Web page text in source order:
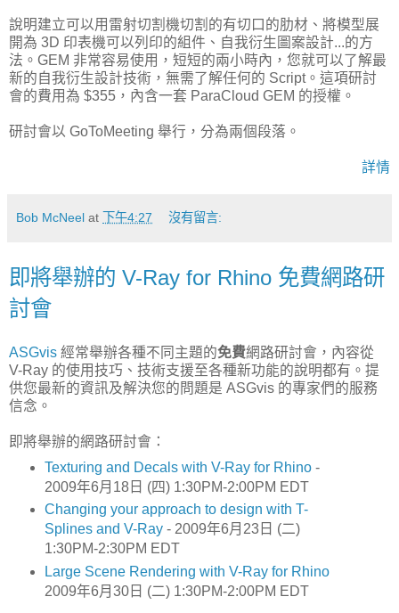
說明建立可以用雷射切割機切割的有切口的肋材、將模型展
開為 3D 印表機可以列印的組件、自我衍生圖案設計...的方
法。GEM 非常容易使用，短短的兩小時內，您就可以了解最
新的自我衍生設計技術，無需了解任何的 Script。這項研討
會的費用為 $355，內含一套 ParaCloud GEM 的授權。
研討會以 GoToMeeting 舉行，分為兩個段落。
詳情
Bob McNeel at 下午4:27 沒有留言:
即將舉辦的 V-Ray for Rhino 免費網路研
討會
ASGvis 經常舉辦各種不同主題的免費網路研討會，內容從
V-Ray 的使用技巧、技術支援至各種新功能的說明都有。提
供您最新的資訊及解決您的問題是 ASGvis 的專家們的服務
信念。
即將舉辦的網路研討會：
Texturing and Decals with V-Ray for Rhino-
2009年6月18日 (四) 1:30PM-2:00PM EDT
Changing your approach to design with T-
Splines and V-Ray- 2009年6月23日 (二)
1:30PM-2:30PM EDT
Large Scene Rendering with V-Ray for Rhino
2009年6月30日 (二) 1:30PM-2:00PM EDT